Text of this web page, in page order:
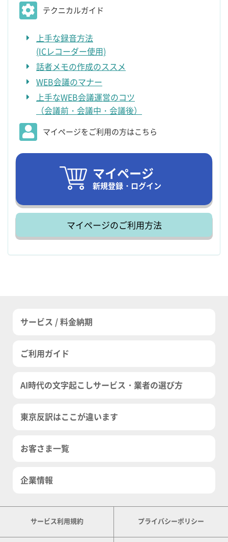
テクニカルガイド
上手な録音方法
(ICレコーダー使用)
話者メモの作成のススメ
WEB会議のマナー
上手なWEB会議運営のコツ
（会議前・会議中・会議後）
マイページをご利用の方はこちら
マイページ
新規登録・ログイン
マイページのご利用方法
サービス / 料金納期
ご利用ガイド
AI時代の文字起こしサービス・業者の選び方
東京反訳はここが違います
お客さま一覧
企業情報
サービス利用規約 プライバシーポリシー